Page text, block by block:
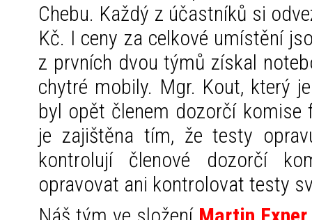
Chebu. Každý z účastníků si
Kč. I ceny za celkové umístění
z prvních dvou týmů získal
chytré mobily. Mgr. Kout, který
byl opět členem dozorčí komise
je zajištěna tím, že testy
kontrolují členové dozorčí
opravovat ani kontrolovat testy